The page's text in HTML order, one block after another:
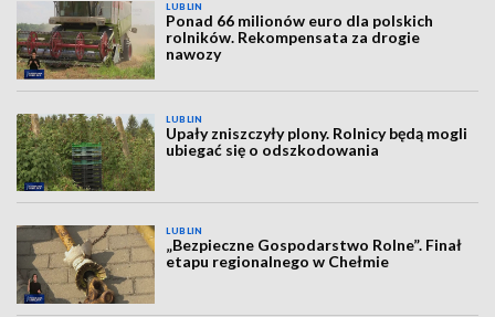
LUBLIN
Ponad 66 milionów euro dla polskich
rolników. Rekompensata za drogie
nawozy
LUBLIN
Upały zniszczyły plony. Rolnicy będą mogli
ubiegać się o odszkodowania
LUBLIN
„Bezpieczne Gospodarstwo Rolne”. Finał
etapu regionalnego w Chełmie